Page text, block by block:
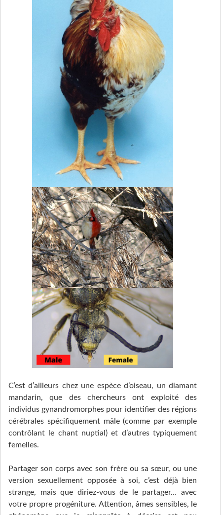
C’est d’ailleurs chez une espèce d’oiseau, un diamant
mandarin, que des chercheurs ont exploité des
individus gynandromorphes pour identifier des régions
cérébrales spécifiquement mâle (comme par exemple
contrôlant le chant nuptial) et d’autres typiquement
femelles.
Partager son corps avec son frère ou sa sœur, ou une
version sexuellement opposée à soi, c’est déjà bien
strange, mais que diriez-vous de le partager… avec
votre propre progéniture. Attention, âmes sensibles, le